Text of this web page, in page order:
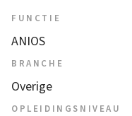
FUNCTIE
ANIOS
BRANCHE
Overige
OPLEIDINGSNIVEAU